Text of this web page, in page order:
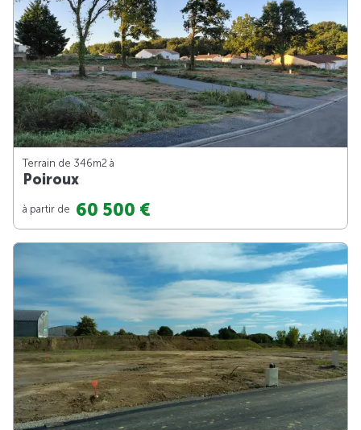
Terrain de 346m2 à
Poiroux
à partir de 60 500 €